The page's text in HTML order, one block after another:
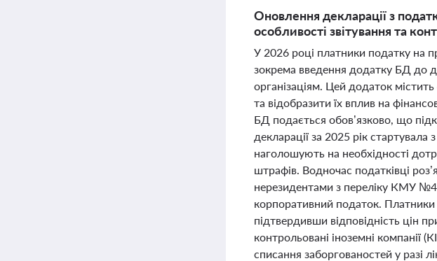
Оновлення декларації з
особливості звітування та
У 2026 році платники податку на
зокрема введення додатку БД до
організаціям. Цей додаток
та відобразити їх вплив на
БД подається обов’язково, що
декларації за 2025 рік
наголошують на необхідності
штрафів. Водночас податківці
нерезидентами з переліку КМУ
корпоративний податок. Платники
підтвердивши відповідність цін
контрольовані іноземні
списання заборгованостей у разі